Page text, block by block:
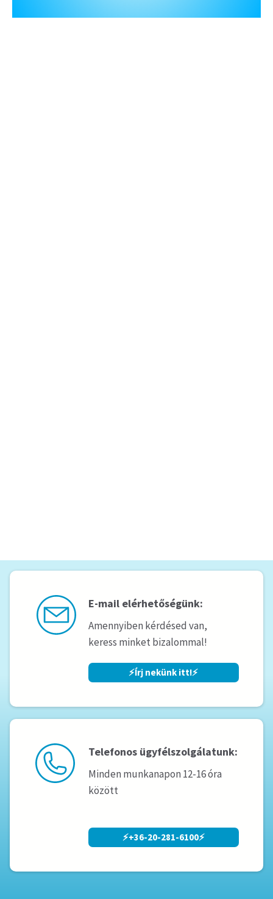
E-mail elérhetőségünk:
Amennyiben kérdésed van,
keress minket bizalommal!
⚡️Írj nekünk itt!⚡️
Telefonos ügyfélszolgálatunk:
Minden munkanapon 12-16 óra
között
⚡️+36-20-281-6100⚡️